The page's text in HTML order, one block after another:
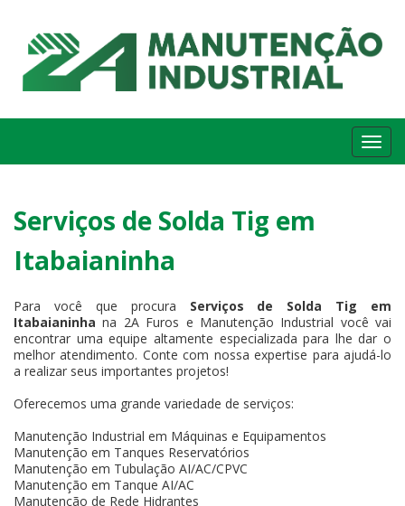
Serviços de Solda Tig em
Itabaianinha
Para você que procura Serviços de Solda Tig em
Itabaianinhana 2A Furos e Manutenção Industrial você vai
encontrar uma equipe altamente especializada para lhe dar o
melhor atendimento. Conte com nossa expertise para ajudá-lo
a realizar seus importantes projetos!
Oferecemos uma grande variedade de serviços:
Manutenção Industrial em Máquinas e Equipamentos
Manutenção em Tanques Reservatórios
Manutenção em Tubulação AI/AC/CPVC
Manutenção em Tanque AI/AC
Manutenção de Rede Hidrantes